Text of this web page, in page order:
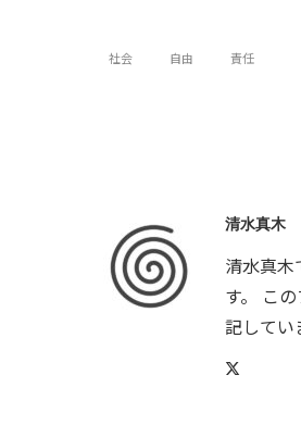
社会 自由 責任
清水真木
清水真木
す。 こ
記してい